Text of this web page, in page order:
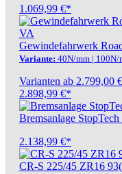
1.069,99 €*
Gewindefahrwerk
Variante: 40N/mm | 100N/
Varianten ab 2.799,00
2.898,99 €*
Bremsanlage
2.138,99 €*
CR-S 225/45 ZR16